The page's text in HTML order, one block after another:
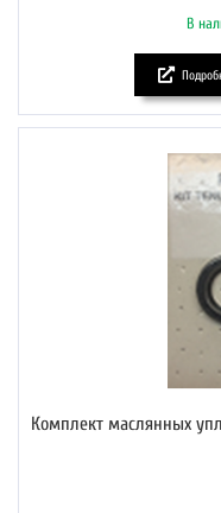
В
Комплект маслянных